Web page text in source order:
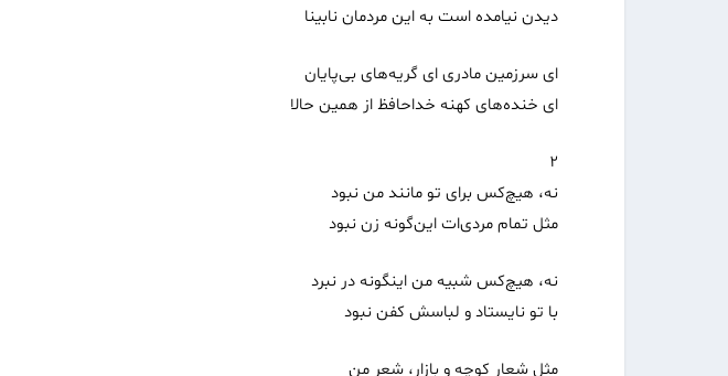
دیدن نیامده است به این مردمان نابینا
ای سرزمین مادری‌ ای گریه‌های بی‌پایان
ای خنده‌های کهنه خداحافظ از همین حالا
۲
نه، هیچ‌کس برای تو مانند من نبود
مثل تمام مردی‌ات این‌گونه زن نبود
نه، هیچ‌کس شبیه من اینگونه در نبرد
با تو نایستاد و لباسش کفن نبود
مثل شعار کوچه و بازار، شعرِ من